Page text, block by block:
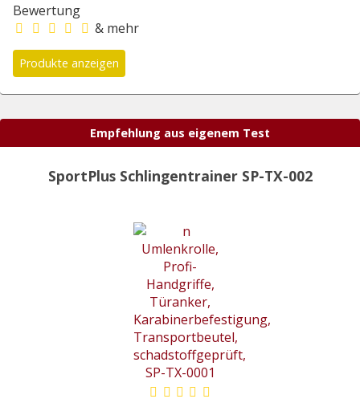
Bewertung
& mehr
Empfehlung aus eigenem Test
SportPlus Schlingentrainer SP-TX-002